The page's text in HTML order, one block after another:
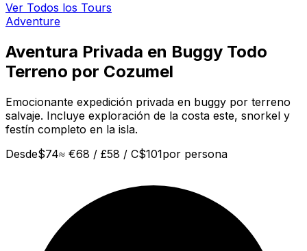
Ver Todos los Tours
Adventure
Aventura Privada en Buggy Todo
Terreno por Cozumel
Emocionante expedición privada en buggy por terreno
salvaje. Incluye exploración de la costa este, snorkel y
festín completo en la isla.
Desde$74≈ €68 / £58 / C$101por persona